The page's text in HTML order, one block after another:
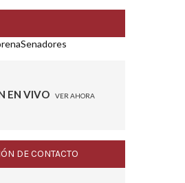
EN VIVO VER AHORA
DE CONTACTO